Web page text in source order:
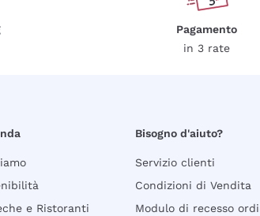
Pagamento
in 3 rate
e Ristoranti
Bisogno d'aiuto?
Servizio clienti
Condizioni di Vendita
Modulo di recesso